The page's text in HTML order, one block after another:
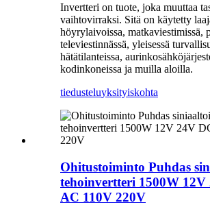
Invertteri on tuote, joka muuttaa
vaihtovirraksi. Sitä on käytetty
höyrylaivoissa, matkaviestimissä,
televiestinnässä, yleisessä
hätätilanteissa,
kodinkoneissa ja muilla aloilla.
tiedusteluyksityiskohta
Ohitustoiminto Puhdas
tehoinvertteri 1500W 12V
AC 110V 220V